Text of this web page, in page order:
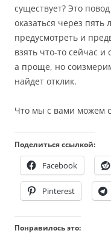
существует? Это
оказаться через пять
предусмотреть и
взять что-то сейчас
а проще, но
найдет отклик.
Что мы с вами можем
Поделиться ссылкой:
Facebook
Pinterest
Понравилось это: